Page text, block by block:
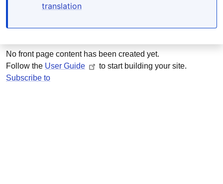
translation
No front page content has been created yet.
Follow the User Guide
to start building your site.
Subscribe to